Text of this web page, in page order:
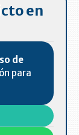
en
de
para